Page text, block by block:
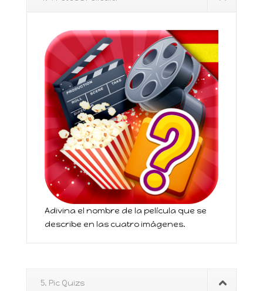
Adivina el nombre de la película que se
describe en las cuatro imágenes.
5. Pic Quizs